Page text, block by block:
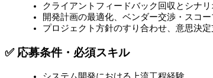
クライアントフィードバック回収とシナ
開発計画の最適化、ベンダー交渉・スコー
プロジェクト方針のすり合わせ、意思決
✅ 応募条件・必須スキル